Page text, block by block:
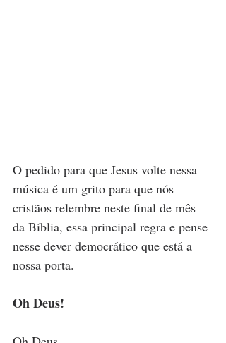
O pedido para que Jesus volte nessa
música é um grito para que nós
cristãos relembre neste final de mês
da Bíblia, essa principal regra e pense
nesse dever democrático que está a
nossa porta.
Oh Deus!